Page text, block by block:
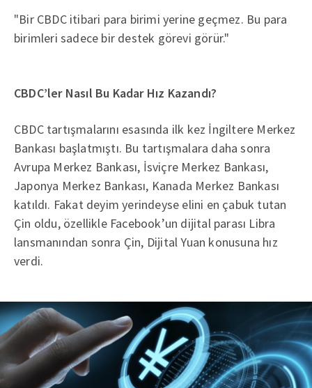
"Bir CBDC itibari para birimi yerine geçmez. Bu para
birimleri sadece bir destek görevi görür."
CBDC’ler Nasıl Bu Kadar Hız Kazandı?
CBDC tartışmalarını esasında ilk kez İngiltere Merkez
Bankası başlatmıştı. Bu tartışmalara daha sonra
Avrupa Merkez Bankası, İsviçre Merkez Bankası,
Japonya Merkez Bankası, Kanada Merkez Bankası
katıldı. Fakat deyim yerindeyse elini en çabuk tutan
Çin oldu, özellikle Facebook’un dijital parası Libra
lansmanından sonra Çin, Dijital Yuan konusuna hız
verdi.